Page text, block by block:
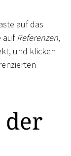
auf das
aufReferenzen,
und klicken